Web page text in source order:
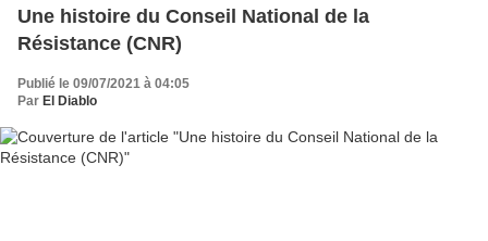
Une histoire du Conseil National de la
Résistance (CNR)
Publié le 09/07/2021 à 04:05
Par El Diablo